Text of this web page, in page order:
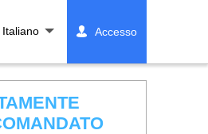
Italiano Accesso